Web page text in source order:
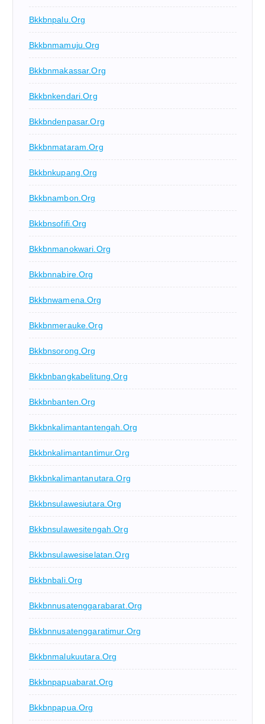
Bkkbnpalu.org
Bkkbnmamuju.org
Bkkbnmakassar.org
Bkkbnkendari.org
Bkkbndenpasar.org
Bkkbnmataram.org
Bkkbnkupang.org
Bkkbnambon.org
Bkkbnsofifi.org
Bkkbnmanokwari.org
Bkkbnnabire.org
Bkkbnwamena.org
Bkkbnmerauke.org
Bkkbnsorong.org
Bkkbnbangkabelitung.org
Bkkbnbanten.org
Bkkbnkalimantantengah.org
Bkkbnkalimantantimur.org
Bkkbnkalimantanutara.org
Bkkbnsulawesiutara.org
Bkkbnsulawesitengah.org
Bkkbnsulawesiselatan.org
Bkkbnbali.org
Bkkbnnusatenggarabarat.org
Bkkbnnusatenggaratimur.org
Bkkbnmalukuutara.org
Bkkbnpapuabarat.org
Bkkbnpapua.org